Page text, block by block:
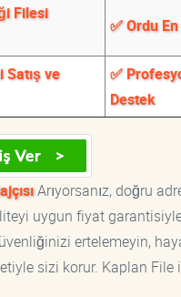
Filesi
✅ Ordu
ve
✅
Destek
Arıyorsanız, doğru
uygun fiyat
ertelemeyin,
sizi korur. Kaplan